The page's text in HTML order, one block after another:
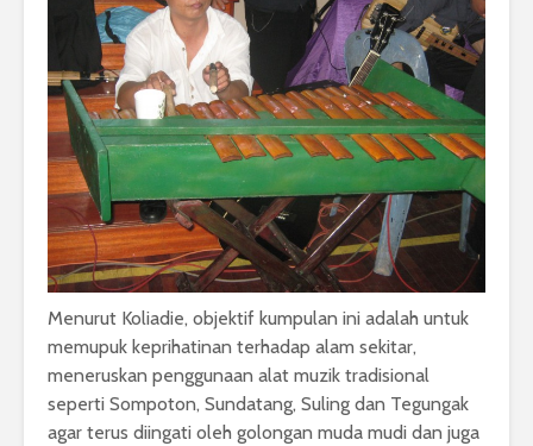
Menurut Koliadie, objektif kumpulan ini adalah untuk
memupuk keprihatinan terhadap alam sekitar,
meneruskan penggunaan alat muzik tradisional
seperti Sompoton, Sundatang, Suling dan Tegungak
agar terus diingati oleh golongan muda mudi dan juga